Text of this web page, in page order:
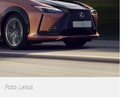
Foto: Lexus